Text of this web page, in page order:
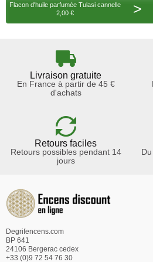
Flacon d'huile parfumée Tulasi cannelle
2,00 €
>
Livraison gratuite
En France à partir de 45 €
d'achats
Retours faciles
Retours possibles pendant 14
jours
Degrifencens.com
BP 641
24106 Bergerac cedex
+33 (0)9 72 54 76 30